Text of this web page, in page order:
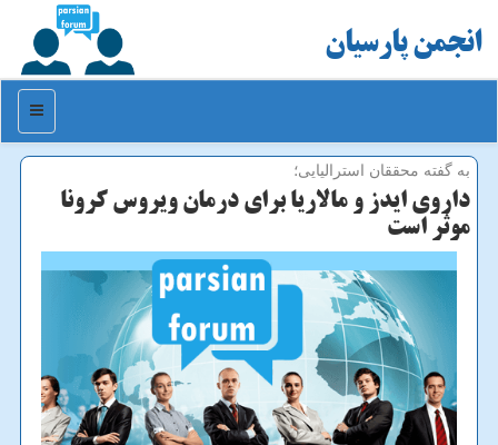
انجمن پارسیان
منو
به گفته محققان استرالیایی؛
داروی ایدز و مالاریا برای درمان ویروس كرونا
موثر است